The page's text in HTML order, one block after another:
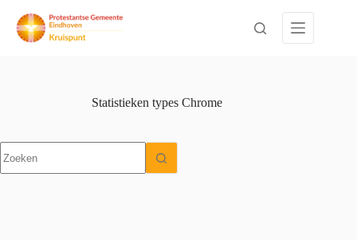
naar
Statistieken types Chrome
resultaten